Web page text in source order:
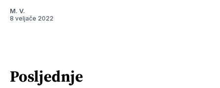
M. V.
8 veljače 2022
Posljednje